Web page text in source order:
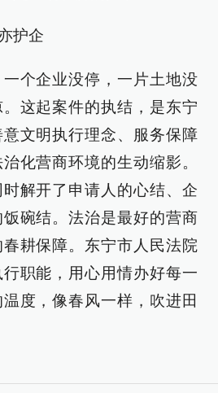
护企
个企业没停，一片土地没
这起案件的执结，是东宁
文明执行理念、服务保障
化营商环境的生动缩影。
解开了申请人的心结、企
碗结。法治是最好的营商
耕保障。东宁市人民法院
职能，用心用情办好每一
度，像春风一样，吹进田